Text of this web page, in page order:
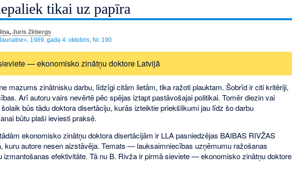
tikai uz papīra
, Juris Zēbergs
1989. gada 4. oktobris, Nr. 190
— ekonomisko zinātņu doktore Latvijā
mazums zinātnisku darbu, līdzīgi citām lietām, tika ražoti plauktam. Šobrīd ir citi kritēriji,
Arī autoru vairs nevērtē pēc spējas iztapt pastāvošajai politikai. Tomēr diezin vai
būs tādu doktora disertāciju, kurās izteiktie priekšlikumi jau līdz šo darbu
būtu plaši ieviesti praksē.
ekonomisko zinātņu doktora disertācijām ir LLA pasniedzējas BAIBAS RIVŽAS
kuru autore nesen aizstāvēja. Temats — lauksaimniecības uzņēmumu ražošanas
izmantošanas efektivitāte. Tā nu B. Rivža ir pirmā sieviete — ekonomisko zinātņu doktore